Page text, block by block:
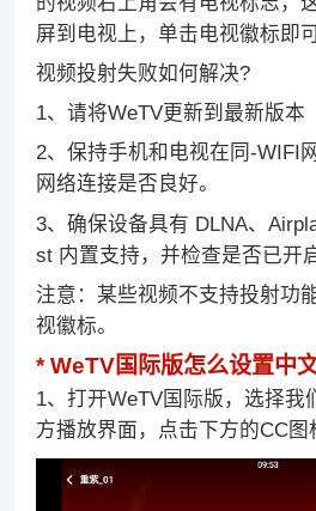
屏到电视上，单击电视徽标即
视频投射失败如何解决?
1、请将WeTV更新到最新版本
2、保持手机和电视在同-WIFI
网络连接是否良好。
3、确保设备具有 DLNA、
st 内置支持，并检查是否已开
注意：某些视频不支持投射功
视徽标。
WeTV国际版怎么设置中
1、打开WeTV国际版，选择我
方播放界面，点击下方的CC